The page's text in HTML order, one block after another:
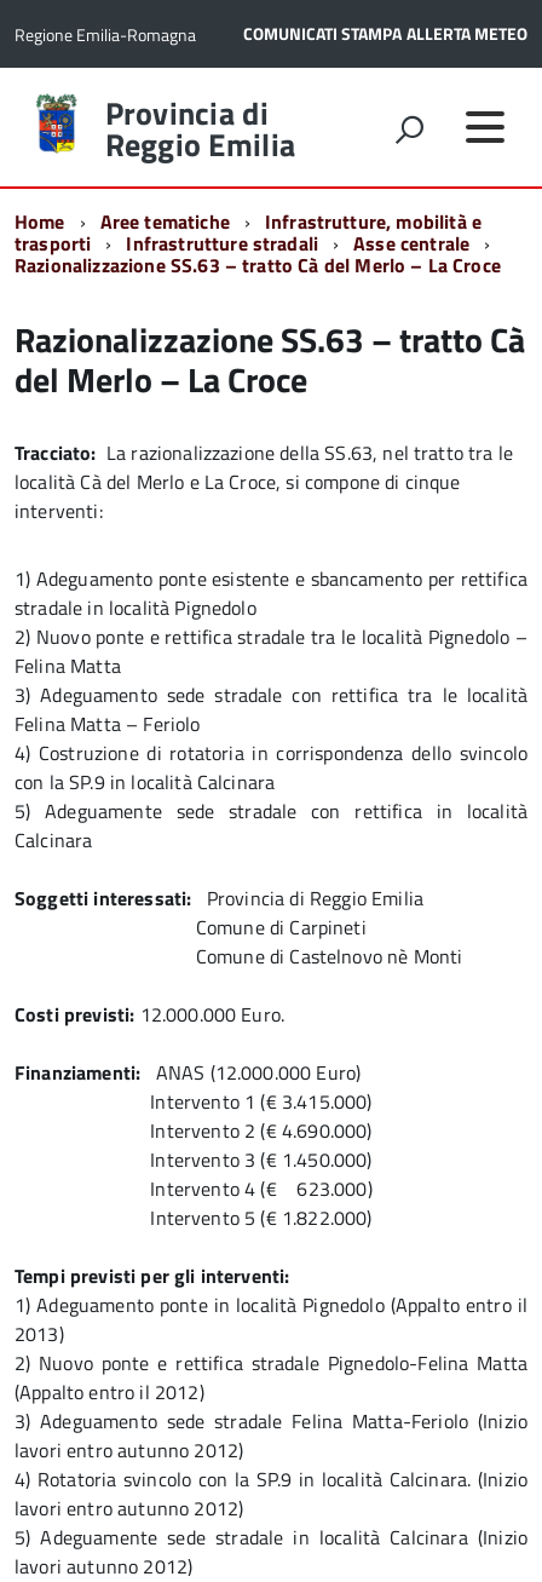
Regione Emilia-Romagna COMUNICATI STAMPAALLERTA METEO
Torna
alla
home
Provincia di
Reggio Emilia
Home Aree tematiche Infrastrutture, mobilità e
trasporti Infrastrutture stradali Asse centrale
Razionalizzazione SS.63 – tratto Cà del Merlo – La Croce
Razionalizzazione SS.63 – tratto Cà
del Merlo – La Croce
Tracciato: La razionalizzazione della SS.63, nel tratto tra le
località Cà del Merlo e La Croce, si compone di cinque
interventi:
1) Adeguamento ponte esistente e sbancamento per rettifica
stradale in località Pignedolo
2) Nuovo ponte e rettifica stradale tra le località Pignedolo –
Felina Matta
3) Adeguamento sede stradale con rettifica tra le località
Felina Matta – Feriolo
4) Costruzione di rotatoria in corrispondenza dello svincolo
con la SP.9 in località Calcinara
5) Adeguamente sede stradale con rettifica in località
Calcinara
Soggetti interessati: Provincia di Reggio Emilia
Comune di Carpineti
Comune di Castelnovo nè Monti
Costi previsti: 12.000.000 Euro.
Finanziamenti: ANAS (12.000.000 Euro)
Intervento 1(€ 3.415.000)
Intervento 2(€ 4.690.000)
Intervento 3(€ 1.450.000)
Intervento 4(€ 623.000)
Intervento 5 (€ 1.822.000)
Tempi previsti per gli interventi:
1) Adeguamento ponte in località Pignedolo (Appalto entro il
2013)
2) Nuovo ponte e rettifica stradale Pignedolo-Felina Matta
(Appalto entro il 2012)
3) Adeguamento sede stradale Felina Matta-Feriolo (Inizio
lavori entro autunno 2012)
4) Rotatoria svincolo con la SP.9 in località Calcinara. (Inizio
lavori entro autunno 2012)
5) Adeguamente sede stradale in località Calcinara (Inizio
lavori autunno 2012)